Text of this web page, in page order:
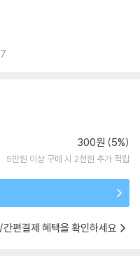
300원 (5%)
5만원 이상 구매 시 2천원 추가 적립
편결제 혜택을 확인하세요